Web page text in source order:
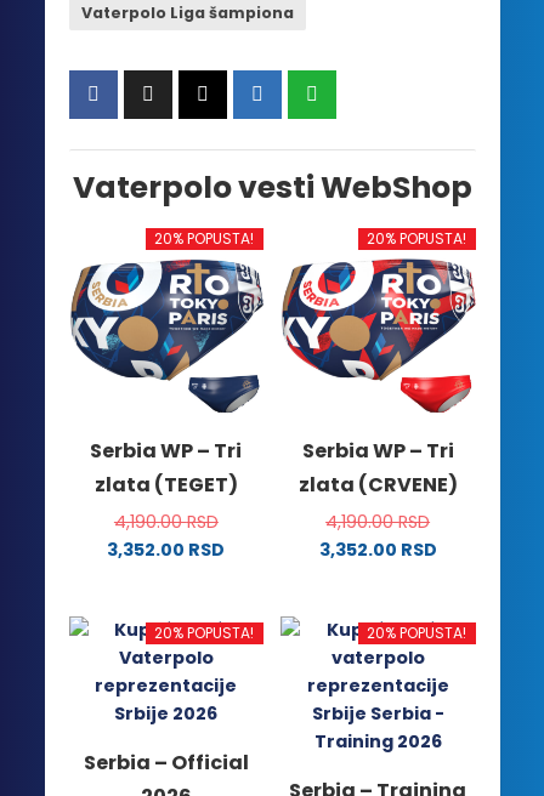
Vaterpolo Liga šampiona
Vaterpolo vesti WebShop
20% POPUSTA!
Serbia WP – Tri
zlata (TEGET)
4,190.00RSD
3,352.00 RSD
ima
više
varijanti.
Opcije
biti
20% POPUSTA!
Serbia WP – Tri
zlata (CRVENE)
4,190.00RSD
3,352.00 RSD
ima
više
varijanti.
Opcije
mogu
20% POPUSTA!
Serbia – Official
20% POPUSTA!
Serbia – Training